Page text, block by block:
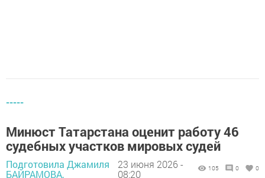
-----
Минюст Татарстана оценит работу 46
судебных участков мировых судей
Подготовила Джамиля
БАЙРАМОВА,
23 июня 2026 -
08:20
105 0 0